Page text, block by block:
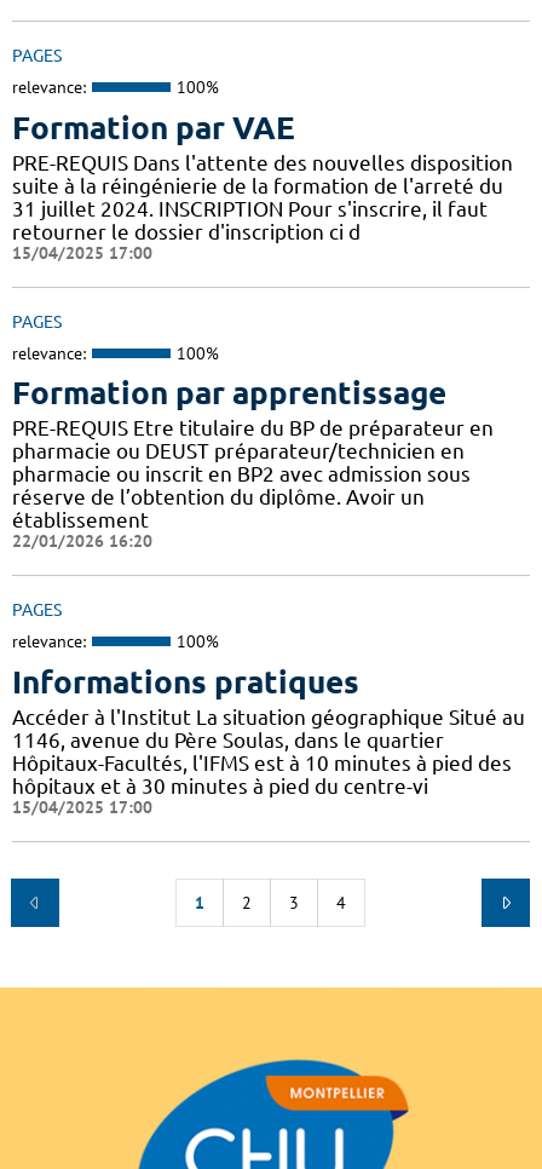
PAGES
relevance: 100%
Formation par VAE
PRE-REQUIS Dans l'attente des nouvelles disposition
suite à la réingénierie de la formation de l'arreté du
31 juillet 2024. INSCRIPTION Pour s'inscrire, il faut
retourner le dossier d'inscription ci d
15/04/2025 17:00
PAGES
relevance: 100%
Formation par apprentissage
PRE-REQUIS Etre titulaire du BP de préparateur en
pharmacie ou DEUST préparateur/technicien en
pharmacie ou inscrit en BP2 avec admission sous
réserve de l’obtention du diplôme. Avoir un
établissement
22/01/2026 16:20
PAGES
relevance: 100%
Informations pratiques
Accéder à l'Institut La situation géographique Situé au
1146, avenue du Père Soulas, dans le quartier
Hôpitaux-Facultés, l'IFMS est à 10 minutes à pied des
hôpitaux et à 30 minutes à pied du centre-vi
15/04/2025 17:00
1 2 3 4